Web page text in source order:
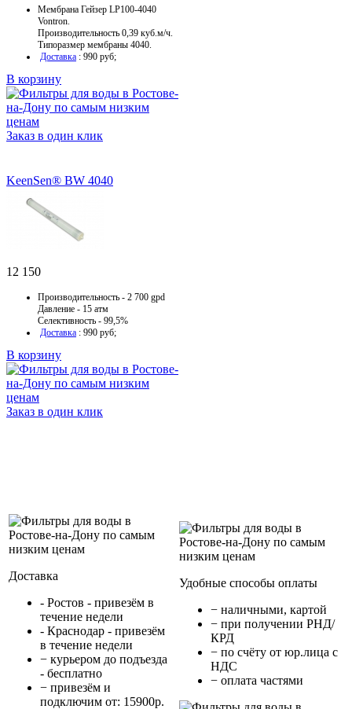
Мембрана Гейзер LP100-4040
Vontron.
Производительность 0,39 куб.м/ч.
Типоразмер мембраны 4040.
Доставка : 990 руб;
В корзину
Заказ в один клик
KeenSen® BW 4040
12 150
Производительность - 2 700 gpd
Давление - 15 атм
Селективность - 99,5%
Доставка : 990 руб;
В корзину
Заказ в один клик
Доставка
- Ростов - привезём в
течение недели
- Краснодар - привезём
в течение недели
− курьером до подъезда
- бесплатно
− привезём и
подключим от: 15900р.
Удобные способы оплаты
− наличными, картой
− при получении РНД/
КРД
− по счёту от юр.лица с
НДС
− оплата частями